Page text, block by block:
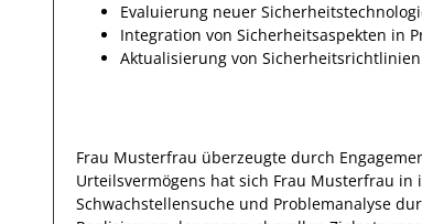
Evaluierung neuer
Integration von Sicherheitsaspekten in
Aktualisierung von
Frau Musterfrau überzeugte durch
Urteilsvermögens hat sich Frau Musterfrau in
Schwachstellensuche und Problemanalyse